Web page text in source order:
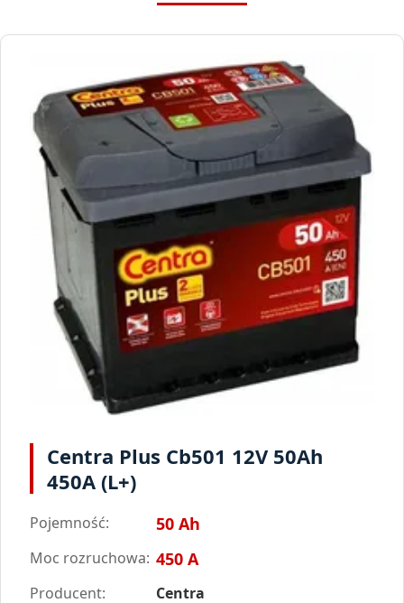
Centra Plus Cb501 12V 50Ah
450A (L+)
Pojemność: 50 Ah
Moc rozruchowa: 450 A
Producent: Centra